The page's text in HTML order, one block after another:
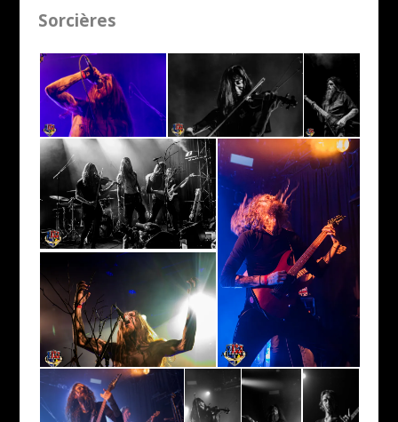
Sorcières